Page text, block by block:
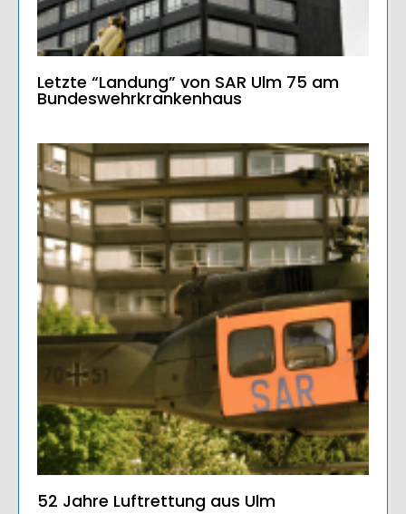
Letzte “Landung” von SAR Ulm 75 am
Bundeswehrkrankenhaus
52 Jahre Luftrettung aus Ulm